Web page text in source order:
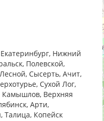
Нижний
Полевской,
Сысерть, Ачит,
Сухой Лог,
Камышлов, Верхняя
Арти,
Талица, Копейск